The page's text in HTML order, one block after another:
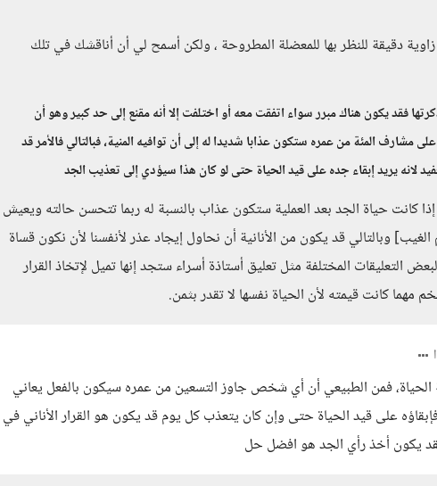
دقيقة للنظر بها للمعضلة المطروحة ، ولكن أسمح لي أن أناقشك في تلك
فقد يكون هناك مبرر سواء اتفقت معه أو اختلفت إلا أنه مقنع إلى حد كبير وهو أن
مشارف المئة من عمره ستكون عذابا شديدا له إلى أن توافيه المنية، فبالتالي فالأمر قد
لانه يريد إبقاء جده على قيد الحياة حتى لو كان هذا سيؤدي إلى تعذيب الجد
كانت حياة الجد بعد العملية ستكون عذاب بالنسبة له ربما تتحسن حالته ويعيش
وبالتالي قد يكون من الأنانية أن نحاول إيجاد عذر لأنفسنا لأن نكون قساة
التعليقات المختلفة مثل تعليق أستاذة أسراء ستجد إنها تميل لإتخاذ القرار
مهما كانت قيمته لأن الحياة نفسها لا تقدر بثمن.
الحياة، فمن الطبيعي أن أي شخص جاوز التسعين من عمره سيكون بالفعل يعاني
على قيد الحياة حتى وإن كان يتعذب كل يوم قد يكون هو القرار الأناني في
يكون أخذ رأي الجد هو افضل حل